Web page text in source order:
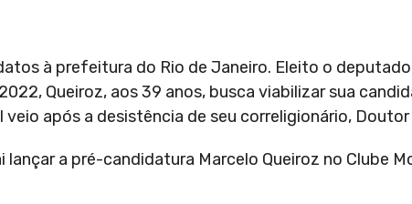
à prefeitura do Rio de Janeiro. Eleito o
Queiroz, aos 39 anos, busca viabilizar sua
após a desistência de seu correligionário,
a pré-candidatura Marcelo Queiroz no Clube